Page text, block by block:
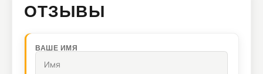
ОТЗЫВЫ
ВАШЕ ИМЯ